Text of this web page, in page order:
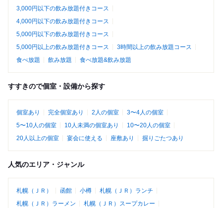
3,000円以下の飲み放題付きコース
4,000円以下の飲み放題付きコース
5,000円以下の飲み放題付きコース
5,000円以上の飲み放題付きコース
3時間以上の飲み放題コース
食べ放題
飲み放題 食べ放題&飲み放題
すすきので個室・設備から探す
個室あり 完全個室あり 2人の個室
3〜4人の個室
5〜10人の個室
10人未満の個室あり
10〜20人の個室
20人以上の個室
宴会に使える 座敷あり 掘りごたつあり
人気のエリア・ジャンル
札幌（ＪＲ） 函館 小樽
札幌（ＪＲ）ランチ
札幌（ＪＲ）ラーメン
札幌（ＪＲ）スープカレー